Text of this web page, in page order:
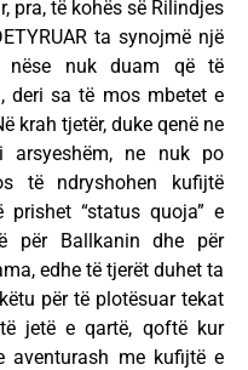
pra, të kohës së Rilindjes
ta synojmë një
nuk duam që të
deri sa të mos mbetet e
krah tjetër, duke qenë ne
arsyeshëm, ne nuk po
të ndryshohen kufijtë
“status quoja” e
për Ballkanin dhe për
edhe të tjerët duhet ta
për të plotësuar tekat
jetë e qartë, qoftë kur
aventurash me kufijtë e